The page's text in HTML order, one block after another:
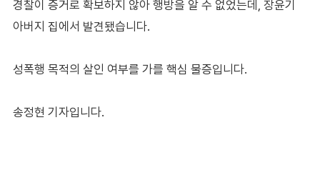
경찰이 증거로 확보하지 않아 행방을 알 수 없었는데, 장윤기
아버지 집에서 발견됐습니다.
성폭행 목적의 살인 여부를 가를 핵심 물증입니다.
송정현 기자입니다.